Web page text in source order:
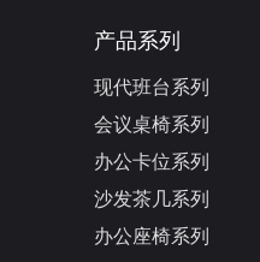
产品系列
现代班台系列
会议桌椅系列
办公卡位系列
沙发茶几系列
办公座椅系列